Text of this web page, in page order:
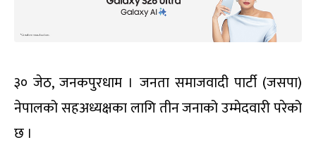
३० जेठ, जनकपुरधाम । जनता समाजवादी पार्टी (जसपा)
नेपालको सहअध्यक्षका लागि तीन जनाको उम्मेदवारी परेको
छ ।